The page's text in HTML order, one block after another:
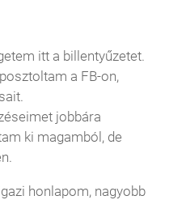
itt a billentyűzetet.
a FB-on,
jobbára
ki magamból, de
honlapom, nagyobb